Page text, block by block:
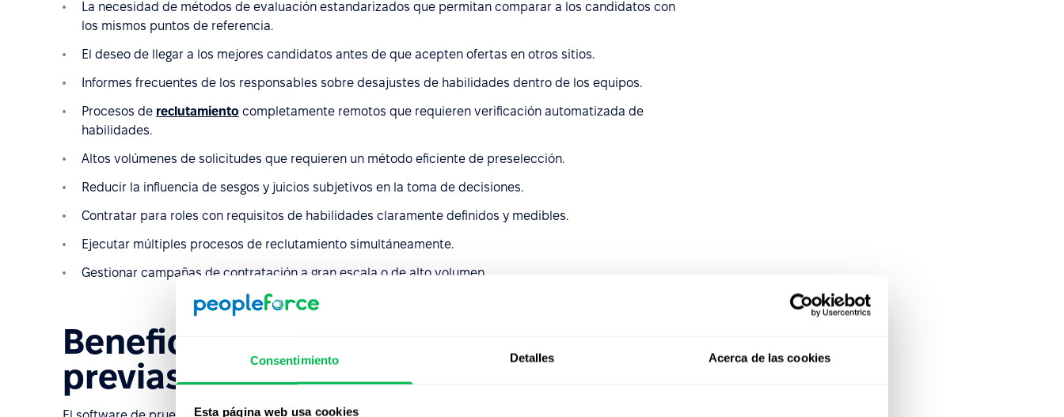
Consentimiento Detalles Acerca de las cookies
Esta página web usa cookies
La necesidad de métodos de evaluación estandarizados que permitan comparar a los candidatos con
los mismos puntos de referencia.
El deseo de llegar a los mejores candidatos antes de que acepten ofertas en otros sitios.
Informes frecuentes de los responsables sobre desajustes de habilidades dentro de los equipos.
Procesos de reclutamiento completamente remotos que requieren verificación automatizada de
habilidades.
Altos volúmenes de solicitudes que requieren un método eficiente de preselección.
Reducir la influencia de sesgos y juicios subjetivos en la toma de decisiones.
Contratar para roles con requisitos de habilidades claramente definidos y medibles.
Ejecutar múltiples procesos de reclutamiento simultáneamente.
Gestionar campañas de contratación a gran escala o de alto volumen.
Beneficios del software de pruebas
previas al empleo